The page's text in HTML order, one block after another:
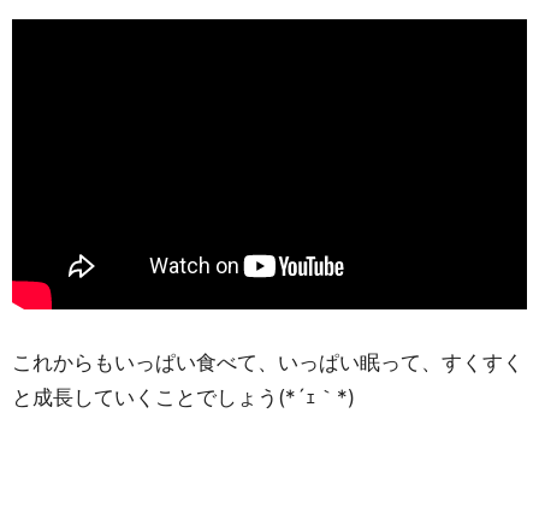
これからもいっぱい食べて、いっぱい眠って、すくすく
と成長していくことでしょう(*´ｪ｀*)